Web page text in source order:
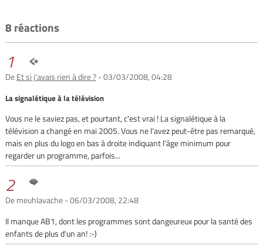
8 réactions
1
DeEt si j'avais rien à dire ?- 03/03/2008, 04:28
La signalétique à la télévision
Vous ne le saviez pas, et pourtant, c'est vrai ! La signalétique à la
télévision a changé en mai 2005. Vous ne l'avez peut-être pas remarqué,
mais en plus du logo en bas à droite indiquant l'âge minimum pour
regarder un programme, parfois...
2
De meuhlavache - 06/03/2008, 22:48
Il manque AB1, dont les programmes sont dangeureux pour la santé des
enfants de plus d'un an! :-)